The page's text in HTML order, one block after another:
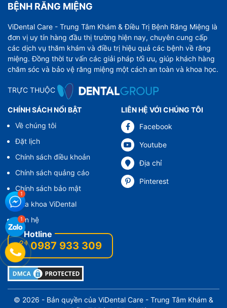
BỆNH RĂNG MIỆNG
ViDental Care - Trung Tâm Khám & Điều Trị Bệnh Răng Miệng là
đơn vị uy tín hàng đầu thị trường hiện nay, chuyên cung cấp
các dịch vụ thăm khám và điều trị hiệu quả các bệnh về răng
miệng. Đồng thời tư vấn các giải pháp tối ưu, giúp khách hàng
chăm sóc và bảo vệ răng miệng một cách an toàn và khoa học.
TRỰC THUỘC
CHÍNH SÁCH NỔI BẬT
Về chúng tôi
Đặt lịch
Chính sách điều khoản
Chính sách quảng cáo
Chính sách bảo mật
Nha khoa ViDental
Liên hệ
LIÊN HỆ VỚI CHÚNG TÔI
Facebook
Youtube
Địa chỉ
Pinterest
0987 933 309
© 2026 - Bản quyền của ViDental Care - Trung Tâm Khám &